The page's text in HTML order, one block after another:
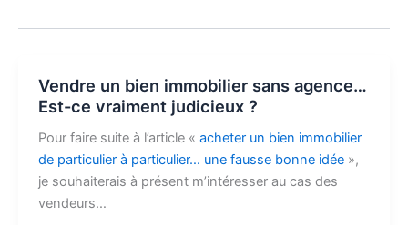
Vendre un bien immobilier sans agence…
Est-ce vraiment judicieux ?
Pour faire suite à l’article « acheter un bien immobilier
de particulier à particulier… une fausse bonne idée»,
je souhaiterais à présent m’intéresser au cas des
vendeurs…